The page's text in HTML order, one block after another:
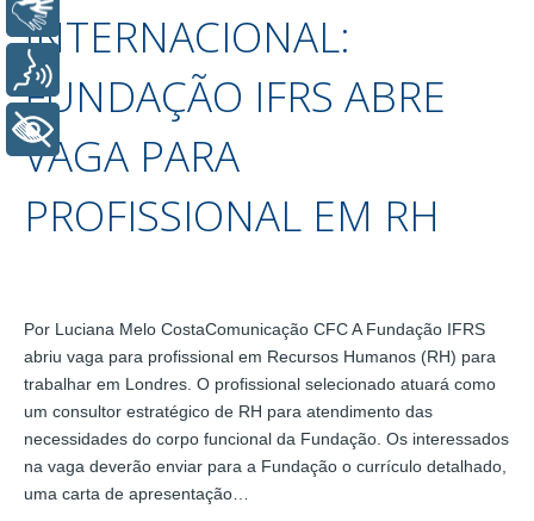
INTERNACIONAL:
FUNDAÇÃO IFRS ABRE
VAGA PARA
PROFISSIONAL EM RH
Por Luciana Melo CostaComunicação CFC A Fundação IFRS
abriu vaga para profissional em Recursos Humanos (RH) para
trabalhar em Londres. O profissional selecionado atuará como
um consultor estratégico de RH para atendimento das
necessidades do corpo funcional da Fundação. Os interessados
na vaga deverão enviar para a Fundação o currículo detalhado,
uma carta de apresentação…